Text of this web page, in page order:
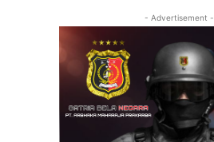
- Advertisement -